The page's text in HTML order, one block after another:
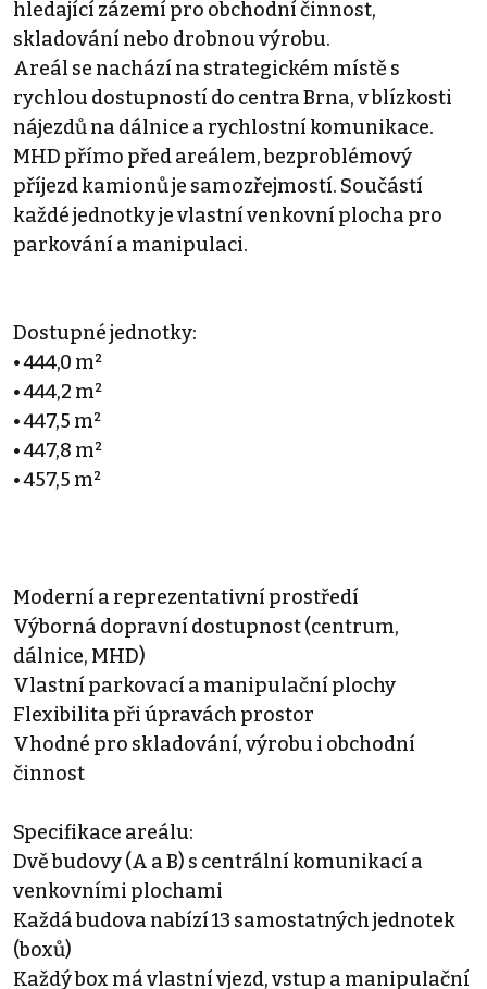
hledající zázemí pro obchodní činnost,
skladování nebo drobnou výrobu.
Areál se nachází na strategickém místě s
rychlou dostupností do centra Brna, v blízkosti
nájezdů na dálnice a rychlostní komunikace.
MHD přímo před areálem, bezproblémový
příjezd kamionů je samozřejmostí. Součástí
každé jednotky je vlastní venkovní plocha pro
parkování a manipulaci.
Dostupné jednotky:
• 444,0 m²
• 444,2 m²
• 447,5 m²
• 447,8 m²
• 457,5 m²
Moderní a reprezentativní prostředí
Výborná dopravní dostupnost (centrum,
dálnice, MHD)
Vlastní parkovací a manipulační plochy
Flexibilita při úpravách prostor
Vhodné pro skladování, výrobu i obchodní
činnost
Specifikace areálu:
Dvě budovy (A a B) s centrální komunikací a
venkovními plochami
Každá budova nabízí 13 samostatných jednotek
(boxů)
Každý box má vlastní vjezd, vstup a manipulační